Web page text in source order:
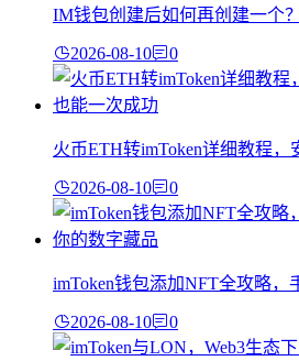
IM钱包创建后如何再创建一个
2026-08-10 0
火币ETH转imToken详细教程，
2026-08-10 0
imToken钱包添加NFT全攻略，
2026-08-10 0